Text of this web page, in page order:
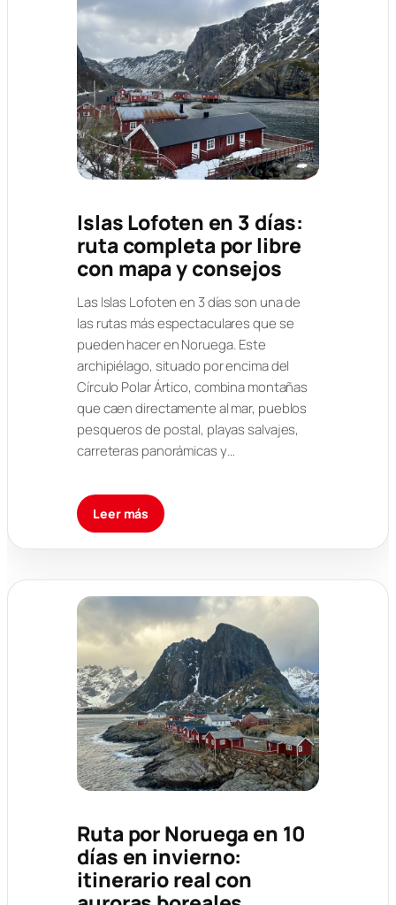
Islas Lofoten en 3 días:
ruta completa por libre
con mapa y consejos
Las Islas Lofoten en 3 días son una de
las rutas más espectaculares que se
pueden hacer en Noruega. Este
archipiélago, situado por encima del
Círculo Polar Ártico, combina montañas
que caen directamente al mar, pueblos
pesqueros de postal, playas salvajes,
carreteras panorámicas y…
Leer más
Ruta por Noruega en 10
días en invierno:
itinerario real con